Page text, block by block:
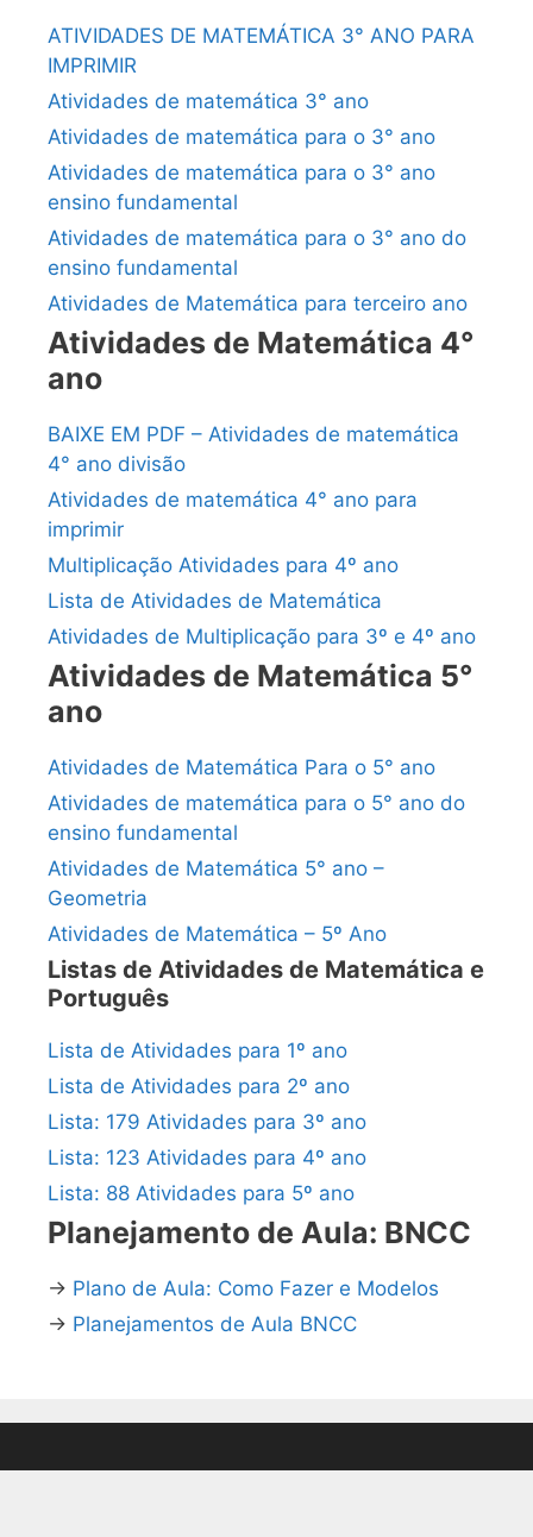
ATIVIDADES DE MATEMÁTICA 3° ANO PARA
IMPRIMIR
Atividades de matemática 3° ano
Atividades de matemática para o 3° ano
Atividades de matemática para o 3° ano
ensino fundamental
Atividades de matemática para o 3° ano do
ensino fundamental
Atividades de Matemática para terceiro ano
Atividades de Matemática 4°
ano
BAIXE EM PDF – Atividades de matemática
4° ano divisão
Atividades de matemática 4° ano para
imprimir
Multiplicação Atividades para 4º ano
Lista de Atividades de Matemática
Atividades de Multiplicação para 3º e 4º ano
Atividades de Matemática 5°
ano
Atividades de Matemática Para o 5° ano
Atividades de matemática para o 5° ano do
ensino fundamental
Atividades de Matemática 5° ano –
Geometria
Atividades de Matemática – 5º Ano
Listas de Atividades de Matemática e
Português
Lista de Atividades para 1º ano
Lista de Atividades para 2º ano
Lista: 179 Atividades para 3º ano
Lista: 123 Atividades para 4º ano
Lista: 88 Atividades para 5º ano
Planejamento de Aula: BNCC
→ Plano de Aula: Como Fazer e Modelos
→ Planejamentos de Aula BNCC